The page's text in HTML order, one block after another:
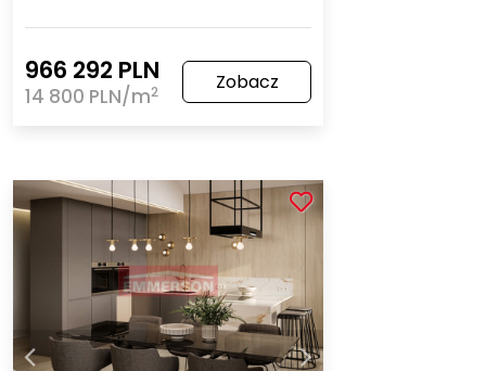
966 292 PLN
14 800 PLN/m2 Zobacz